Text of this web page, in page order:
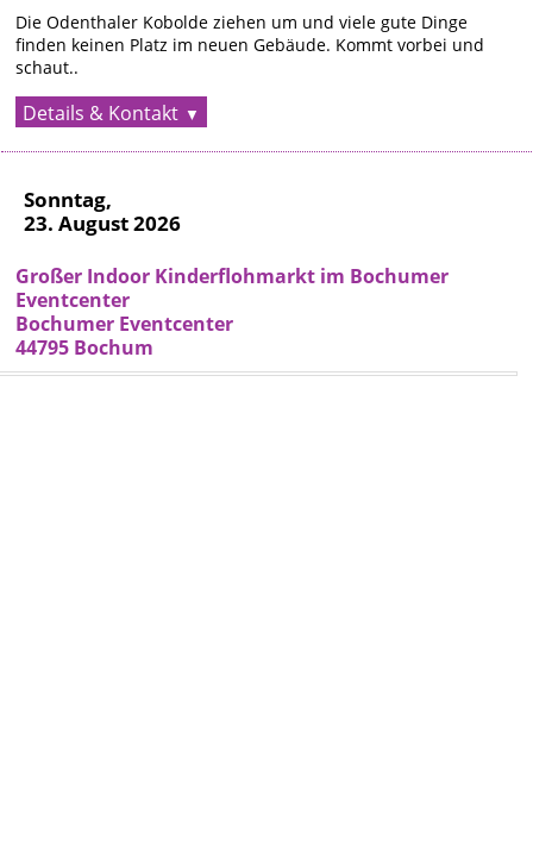
Die Odenthaler Kobolde ziehen um und viele gute Dinge
finden keinen Platz im neuen Gebäude. Kommt vorbei und
schaut..
Details & Kontakt
Sonntag,
23. August 2026
Großer Indoor Kinderflohmarkt im Bochumer
Eventcenter
Bochumer Eventcenter
44795 Bochum